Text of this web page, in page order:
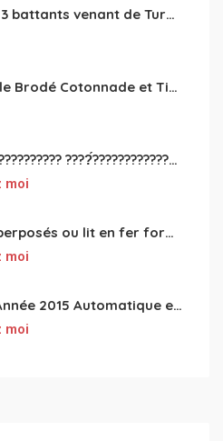
Armoires 3 battants venant de Turquie disponibles
Patch Voile Brodé Cotonnade et Tinu Minu de l’Inde ???????? ????
???????????????????? ????́???????????????????????????????????????? à vendre
moi
Des lit superposés ou lit en fer forgé grande classes disponible
moi
*Kia K7* *Année 2015 Automatique essence ⛽️ 4 cylindres 2.0
moi